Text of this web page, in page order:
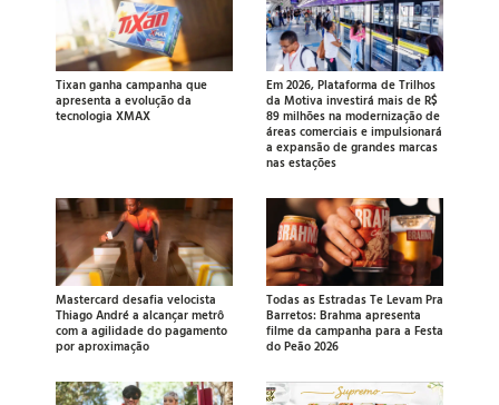
Tixan ganha campanha que
apresenta a evolução da
tecnologia XMAX
Em 2026, Plataforma de Trilhos
da Motiva investirá mais de R$
89 milhões na modernização de
áreas comerciais e impulsionará
a expansão de grandes marcas
nas estações
Mastercard desafia velocista
Thiago André a alcançar metrô
com a agilidade do pagamento
por aproximação
Todas as Estradas Te Levam Pra
Barretos: Brahma apresenta
filme da campanha para a Festa
do Peão 2026